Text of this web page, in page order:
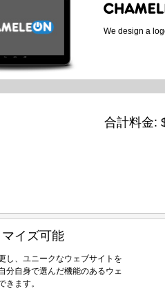
We design a
合計料金:
イズ可能
し、ユニークなウェブサイトを
分自身で選んだ機能のあるウェ
きます。